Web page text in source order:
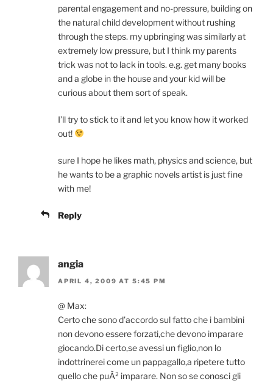
parental engagement and no-pressure, building on
the natural child development without rushing
through the steps. my upbringing was similarly at
extremely low pressure, but I think my parents
trick was not to lack in tools. e.g. get many books
and a globe in the house and your kid will be
curious about them sort of speak.
I’ll try to stick to it and let you know how it worked
out!
sure I hope he likes math, physics and science, but
he wants to be a graphic novels artist is just fine
with me!
Reply
angia
APRIL 4, 2009 AT 5:45 PM
@ Max:
Certo che sono d’accordo sul fatto che i bambini
non devono essere forzati,che devono imparare
giocando.Di certo,se avessi un figlio,non lo
indottrinerei come un pappagallo,a ripetere tutto
quello che puÃ² imparare. Non so se conosci gli